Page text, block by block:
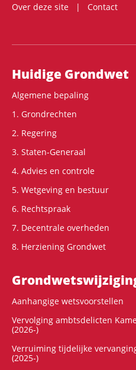
Over deze site
Contact
Hoofdnavigatie
Huidige Grondwet
Algemene bepaling
1. Grondrechten
2. Regering
3. Staten-Generaal
4. Advies en controle
5. Wetgeving en bestuur
6. Rechtspraak
7. Decentrale overheden
8. Herziening Grondwet
Aanhangige wetsvoorstellen
Vervolging ambtsdelicten
(2026-)
Verruiming tijdelijke
(2025-)